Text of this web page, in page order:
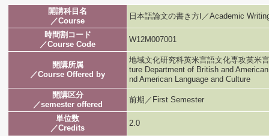
開講科目名
／Course
日本語論文の書き方Ⅰ／Academic
時間割コード
／Course Code
W12M007001
開講所属
／Course Offered by
地域文化研究科英米言語文化専攻英米
ture Department of British and
nd American Language and Culture
開講区分
／semester offered
前期／First Semester
単位数
／Credits
2.0